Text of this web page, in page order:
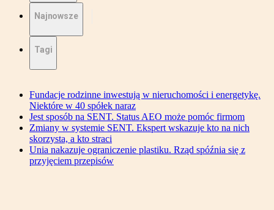
Najnowsze
Tagi
Fundacje rodzinne inwestują w nieruchomości i energetykę.
Niektóre w 40 spółek naraz
Jest sposób na SENT. Status AEO może pomóc firmom
Zmiany w systemie SENT. Ekspert wskazuje kto na nich
skorzysta, a kto straci
Unia nakazuje ograniczenie plastiku. Rząd spóźnia się z
przyjęciem przepisów